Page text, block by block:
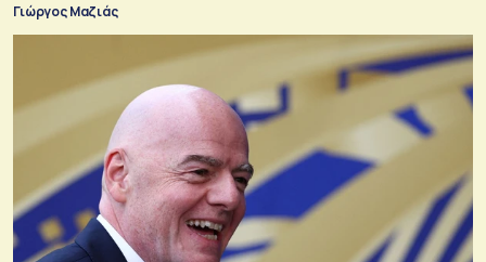
πολυετή σύγκρουση για τη συμφωνία της La Liga με το
επενδυτικό ταμείο CVC.
Γιώργος Μαζιάς